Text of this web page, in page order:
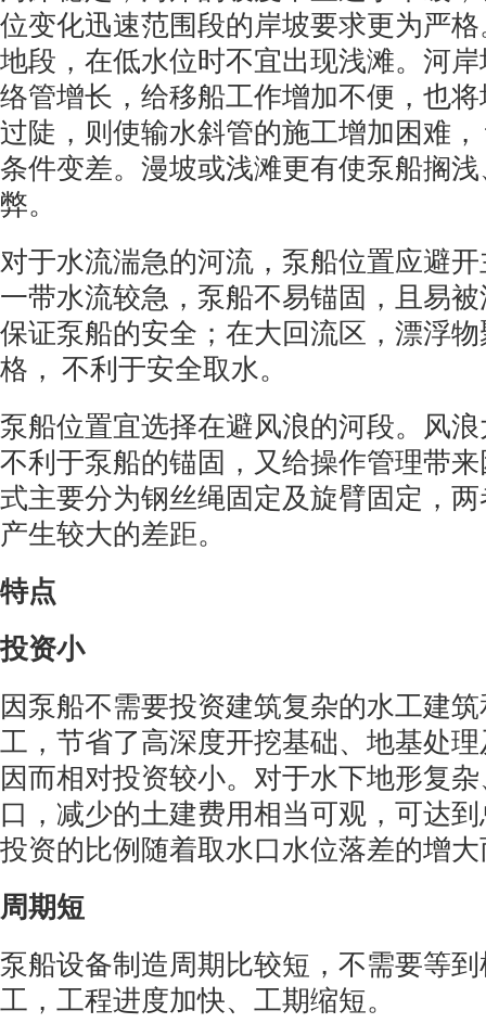
位变化迅速范围段的岸坡要求更为严
地段，在低水位时不宜出现浅滩。河
络管增长，给移船工作增加不便，也
过陡，则使输水斜管的施工增加困难
条件变差。漫坡或浅滩更有使泵船搁
弊。
对于水流湍急的河流，泵船位置应避
一带水流较急，泵船不易锚固，且易
保证泵船的安全；在大回流区，漂浮
格， 不利于安全取水。
泵船位置宜选择在避风浪的河段。风
不利于泵船的锚固，又给操作管理带
式主要分为钢丝绳固定及旋臂固定，
产生较大的差距。
特点
投资小
因泵船不需要投资建筑复杂的水工建
工，节省了高深度开挖基础、地基处
因而相对投资较小。对于水下地形复
口，减少的土建费用相当可观，可达
投资的比例随着取水口水位落差的增
周期短
泵船设备制造周期比较短，不需要等
工，工程进度加快、工期缩短。